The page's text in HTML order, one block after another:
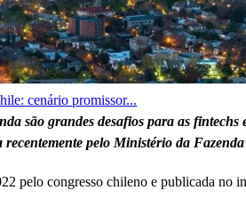
cenário promissor...
são grandes desafios para as
pelo Ministério da
pelo congresso chileno e publicada no